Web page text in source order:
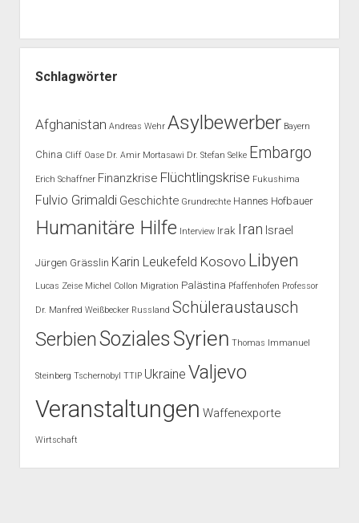
Schlagwörter
Afghanistan Andreas Wehr Asylbewerber Bayern
China Cliff Oase Dr. Amir Mortasawi Dr. Stefan Selke Embargo
Erich Schaffner Finanzkrise Flüchtlingskrise Fukushima
Fulvio Grimaldi Geschichte Grundrechte Hannes Hofbauer
Humanitäre Hilfe Interview Irak Iran Israel
Jürgen Grässlin Karin Leukefeld Kosovo Libyen
Lucas Zeise Michel Collon Migration Palästina Pfaffenhofen Professor
Dr. Manfred Weißbecker Russland Schüleraustausch
SerbienSoziales Syrien Thomas Immanuel
Steinberg Tschernobyl TTIP Ukraine Valjevo
Veranstaltungen Waffenexporte
Wirtschaft